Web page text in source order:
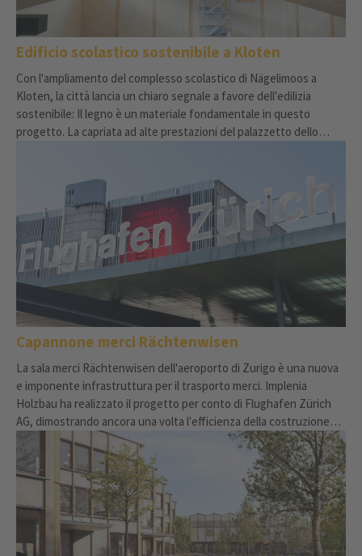
Edificio scolastico sostenibile a Kloten
Con l'ampliamento del complesso scolastico di Nägelimoos a
Kloten, la città lancia un chiaro segnale a favore dell'edilizia
sostenibile: Il legno è un materiale fondamentale in questo
progetto. La capriata ad alte prestazioni del palazzetto dello
Capannone merci Rächtenwisen
La sala merci Rächtenwisen dell'aeroporto di Zurigo è una nuova
e imponente infrastruttura per il trasporto merci. Implenia
Holzbau ha realizzato il progetto per conto di Flughafen Zürich
AG, dimostrando ancora una volta l'efficienza della costruzione
sostenibile in legno.